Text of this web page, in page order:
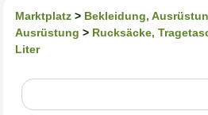
Marktplatz > Bekleidung,
Ausrüstung > Rucksäcke,
Liter